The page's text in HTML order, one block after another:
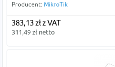
Producent: MikroTik
383,13 zł z VAT
311,49 zł netto